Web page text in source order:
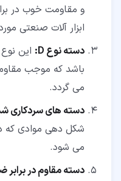
و مقاومت خوب در
ابزار آلات صنعتی
دسته نوع D:
این نوع
باشد که موجب
می گردد.
دسته های سردکاری
شکل دهی موادی که
می شود.
دسته مقاوم در برابر